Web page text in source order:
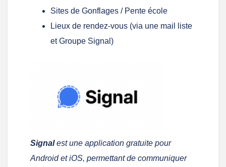
Sites de Gonflages / Pente école
Lieux de rendez-vous (via une mail liste
et Groupe Signal)
Signalest une application gratuite pour
Android et iOS, permettant de communiquer